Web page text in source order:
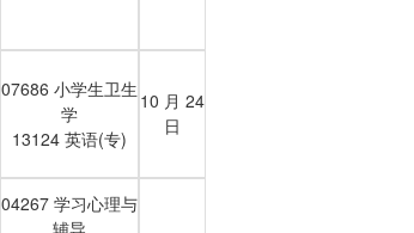
07686 小学生卫生
学
13124 英语(专)
10 月 24
日
04267 学习心理与